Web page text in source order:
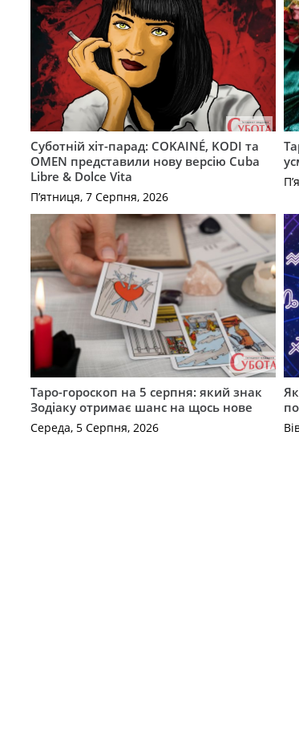
Суботній хіт-парад: COKAINÉ, KODI та
OMEN представили нову версію Cuba
Libre & Dolce Vita
П’ятниця, 7 Серпня, 2026
Таро-гороскоп на 5 серпня: який знак
Зодіаку отримає шанс на щось нове
Середа, 5 Серпня, 2026